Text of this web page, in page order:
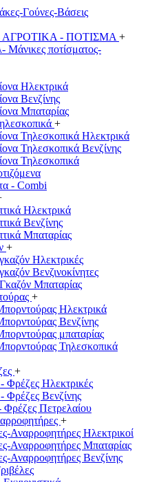
Γούνες-Βάσεις
- ΠΟΤΙΣΜΑ +
Μάνικες ποτίσματος-
Ηλεκτρικά
Βενζίνης
Μπαταρίας
+
Τηλεσκοπικά Ηλεκτρικά
Τηλεσκοπικά Βενζίνης
Τηλεσκοπικά
- Combi
Ηλεκτρικά
Βενζίνης
Μπαταρίας
+
Ηλεκτρικές
Βενζινοκίνητες
Μπαταρίας
+
Hλεκτρικά
Βενζίνης
μπαταρίας
Τηλεσκοπικά
+
Φρέζες Ηλεκτρικές
Φρέζες Βενζίνης
Φρέζες Πετρελαίου
+
Αναρροφητήρες Ηλεκτρικοί
Αναρροφητήρες Μπαταρίας
Αναρροφητήρες Βενζίνης